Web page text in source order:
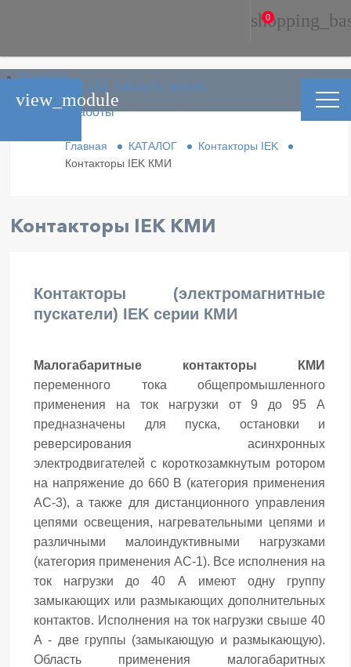
phone_in_talk Заказать звонок
Главная
Каталог
Условия работы
0
Главная КАТАЛОГ
Контакторы IEK
Контакторы IEK КМИ
Контакторы IEK КМИ
Контакторы (электромагнитные
пускатели) IEK серии КМИ
Малогабаритные контакторы КМИ
переменного тока общепромышленного
применения на ток нагрузки от 9 до 95 А
предназначены для пуска, остановки и
реверсирования асинхронных
электродвигателей с короткозамкнутым ротором
на напряжение до 660 В (категория применения
АС-3), а также для дистанционного управления
цепями освещения, нагревательными цепями и
различными малоиндуктивными нагрузками
(категория применения АС-1). Все исполнения на
ток нагрузки до 40 А имеют одну группу
замыкающих или размыкающих дополнительных
контактов. Исполнения на ток нагрузки свыше 40
А - две группы (замыкающую и размыкающую).
Область применения малогабаритных
view_module